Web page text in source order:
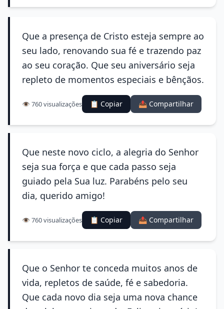
Que a presença de Cristo esteja sempre ao
seu lado, renovando sua fé e trazendo paz
ao seu coração. Que seu aniversário seja
repleto de momentos especiais e bênçãos.
👁️ 760 visualizações 📋 Copiar 📤 Compartilhar
Que neste novo ciclo, a alegria do Senhor
seja sua força e que cada passo seja
guiado pela Sua luz. Parabéns pelo seu
dia, querido amigo!
👁️ 760 visualizações 📋 Copiar 📤 Compartilhar
Que o Senhor te conceda muitos anos de
vida, repletos de saúde, fé e sabedoria.
Que cada novo dia seja uma nova chance